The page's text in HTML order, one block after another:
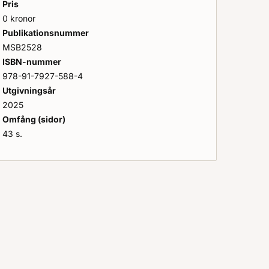
Pris
0 kronor
Publikationsnummer
MSB2528
ISBN-nummer
978-91-7927-588-4
Utgivningsår
2025
Omfång (sidor)
43 s.